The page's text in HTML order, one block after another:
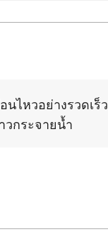
ไหวอย่างรวดเร็ว
วกระจายน้ำ